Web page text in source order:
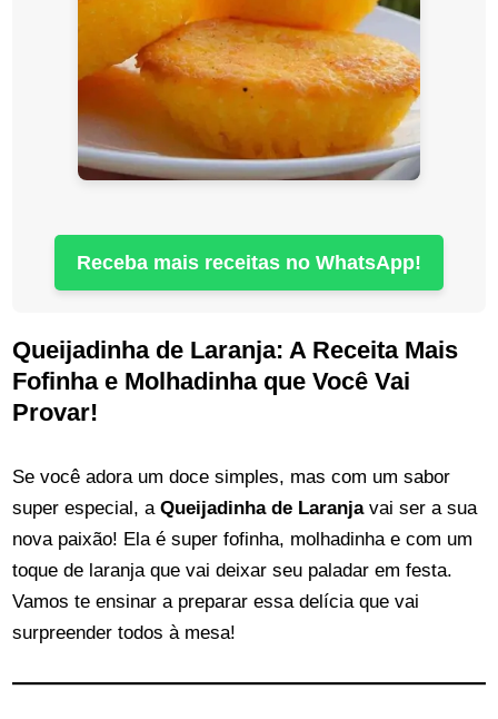
Receba mais receitas no WhatsApp!
Queijadinha de Laranja: A Receita Mais
Fofinha e Molhadinha que Você Vai
Provar!
Se você adora um doce simples, mas com um sabor
super especial, aQueijadinha de Laranjavai ser a sua
nova paixão! Ela é super fofinha, molhadinha e com um
toque de laranja que vai deixar seu paladar em festa.
Vamos te ensinar a preparar essa delícia que vai
surpreender todos à mesa!